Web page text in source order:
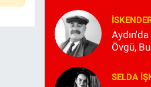
Övgü,
SELDA